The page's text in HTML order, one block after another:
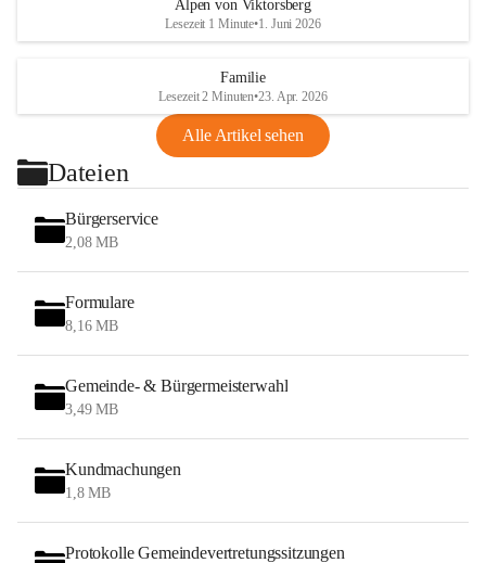
Alpen von Viktorsberg
Lesezeit 1 Minute•1. Juni 2026
Familie
Lesezeit 2 Minuten•23. Apr. 2026
Alle Artikel sehen
Dateien
Bürgerservice
2,08 MB
Formulare
8,16 MB
Gemeinde- & Bürgermeisterwahl
3,49 MB
Kundmachungen
1,8 MB
Protokolle Gemeindevertretungssitzungen